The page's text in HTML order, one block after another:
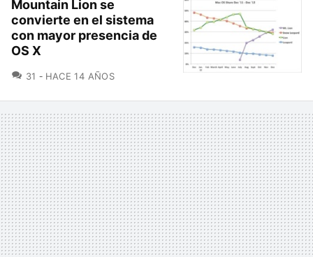
Mountain Lion se
convierte en el sistema
con mayor presencia de
OS X
31 COMENTARIOS
HACE 14 AÑOS